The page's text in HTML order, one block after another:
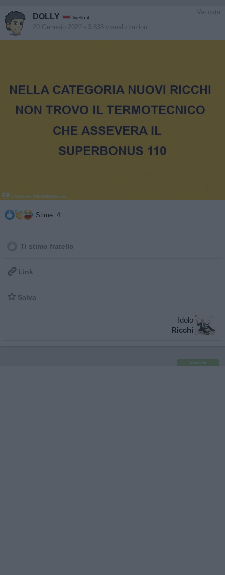
Vaccata
DOLLY livello 4
20 Gennaio 2022 - 3.838 visualizzazioni
Stime: 4
Ti stimo fratello
 Link
 Salva
Idolo
Ricchi
pubblicità